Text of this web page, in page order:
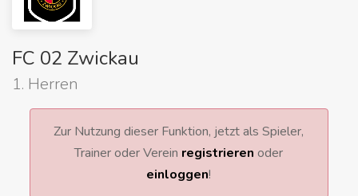
FC 02 Zwickau
1. Herren
Zur Nutzung dieser Funktion, jetzt als Spieler,
Trainer oder Verein registrieren oder
einloggen!